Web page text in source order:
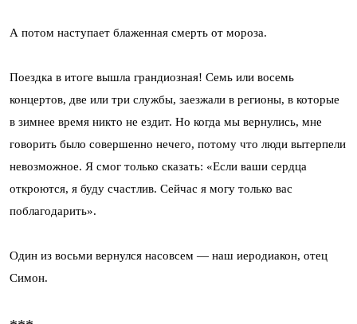
А потом наступает блаженная смерть от мороза.
Поездка в итоге вышла грандиозная! Семь или восемь
концертов, две или три службы, заезжали в регионы, в которые
в зимнее время никто не ездит. Но когда мы вернулись, мне
говорить было совершенно нечего, потому что люди вытерпели
невозможное. Я смог только сказать: «Если ваши сердца
откроются, я буду счастлив. Сейчас я могу только вас
поблагодарить».
Один из восьми вернулся насовсем — наш иеродиакон, отец
Симон.